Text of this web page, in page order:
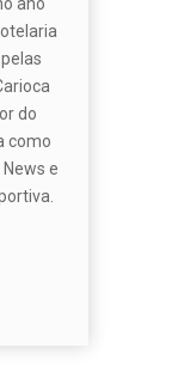
do
como
e